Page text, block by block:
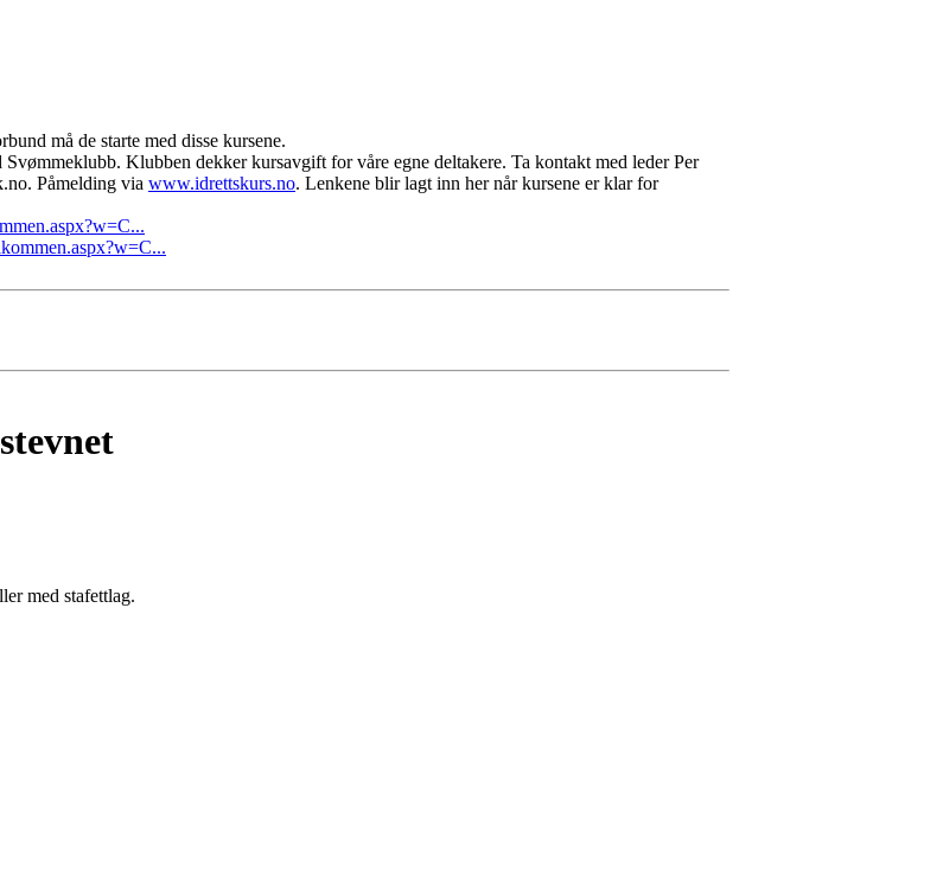
må de starte med disse kursene.
Klubben dekker kursavgift for våre egne deltakere. Ta kontakt med leder Per
Påmelding via www.idrettskurs.no. Lenkene blir lagt inn her når kursene er klar for
med stafettlag.